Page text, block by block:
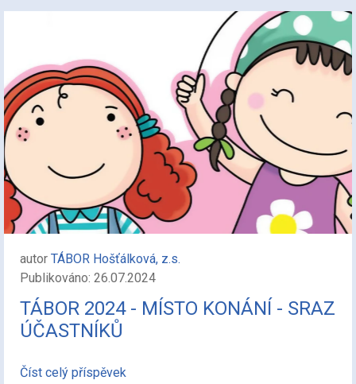
autor TÁBOR Hošťálková, z.s.
Publikováno: 26.07.2024
TÁBOR 2024 - MÍSTO KONÁNÍ - SRAZ
ÚČASTNÍKŮ
Číst celý příspěvek